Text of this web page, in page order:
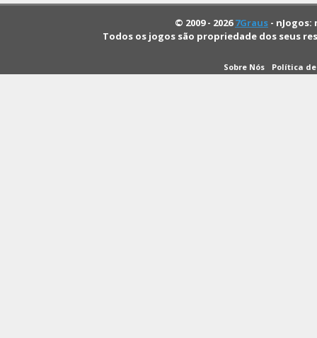
© 2009 - 20267Graus -
Todos os jogos são propriedade dos seus
Sobre Nós Política